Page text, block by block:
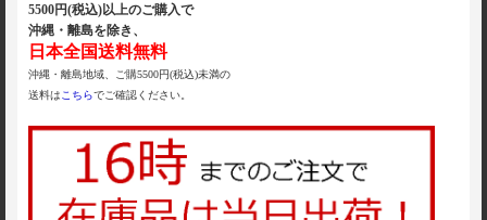
5500円(税込)以上のご購入で
沖縄・離島を除き、
日本全国送料無料
沖縄・離島地域、ご購5500円(税込)未満の
送料は こちらでご確認ください。